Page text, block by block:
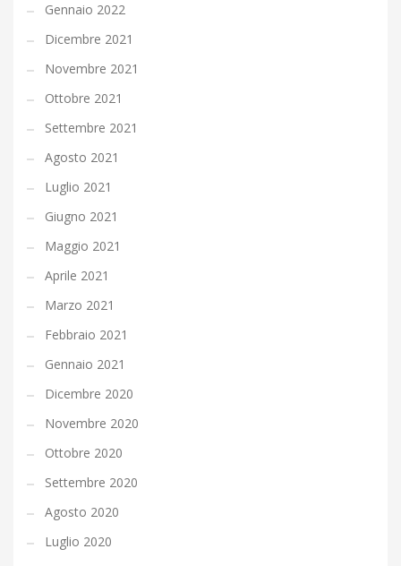
Gennaio 2022
Dicembre 2021
Novembre 2021
Ottobre 2021
Settembre 2021
Agosto 2021
Luglio 2021
Giugno 2021
Maggio 2021
Aprile 2021
Marzo 2021
Febbraio 2021
Gennaio 2021
Dicembre 2020
Novembre 2020
Ottobre 2020
Settembre 2020
Agosto 2020
Luglio 2020